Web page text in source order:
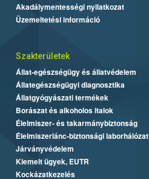
Akadálymentességi nyilatkozat
Üzemeltetési információ
Szakterületek
Állat-egészségügy és állatvédelem
Állategészségügyi diagnosztika
Állatgyógyászati termékek
Borászat és alkoholos italok
Élelmiszer- és takarmánybiztonság
Élelmiszerlánc-biztonsági laborhálózat
Járványvédelem
Kiemelt ügyek, EUTR
Kockázatkezelés